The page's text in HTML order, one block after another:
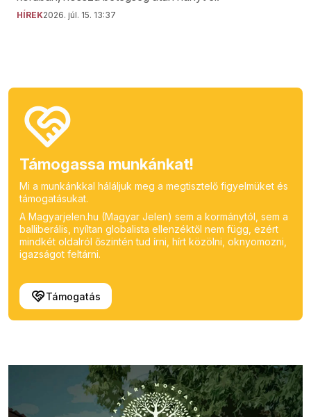
HÍREK2026. júl. 15. 13:37
Támogassa munkánkat!
Mi a munkánkkal háláljuk meg a megtisztelő figyelmüket és
támogatásukat.
A Magyarjelen.hu (Magyar Jelen) sem a kormánytól, sem a
balliberális, nyíltan globalista ellenzéktől nem függ, ezért
mindkét oldalról őszintén tud írni, hírt közölni, oknyomozni,
igazságot feltárni.
Támogatás